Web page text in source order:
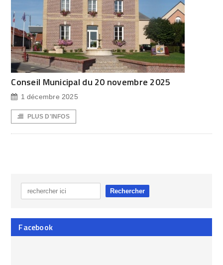
Conseil Municipal du 20 novembre 2025
1 décembre 2025
PLUS D'INFOS
Facebook